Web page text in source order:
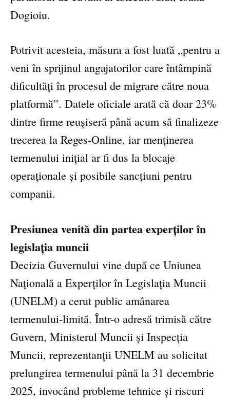
Dogioiu.
Potrivit acesteia, măsura a fost luată „pentru a
veni în sprijinul angajatorilor care întâmpină
dificultăți în procesul de migrare către noua
platformă”. Datele oficiale arată că doar 23%
dintre firme reușiseră până acum să finalizeze
trecerea la Reges-Online, iar menținerea
termenului inițial ar fi dus la blocaje
operaționale și posibile sancțiuni pentru
companii.
Presiunea venită din partea experților în
legislația muncii
Decizia Guvernului vine după ce Uniunea
Națională a Experților în Legislația Muncii
(UNELM) a cerut public amânarea
termenului-limită. Într-o adresă trimisă către
Guvern, Ministerul Muncii și Inspecția
Muncii, reprezentanții UNELM au solicitat
prelungirea termenului până la 31 decembrie
2025, invocând probleme tehnice și riscuri